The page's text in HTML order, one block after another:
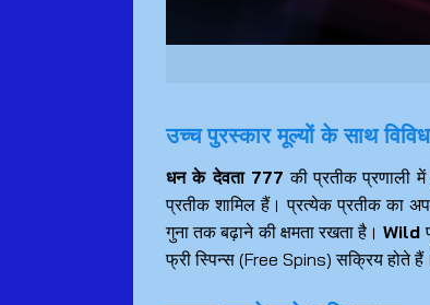
उच्च पुरस्कार मूल्यों के साथ
धन के देवता 777 की प्रतीक प्रणाली
प्रतीक शामिल हैं। प्रत्येक प्रतीक का
गुना तक बढ़ाने की क्षमता रखता है।Wild
फ्री स्पिन्स (Free Spins) सक्रिय होते हैं।